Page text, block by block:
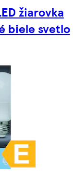
žiarovka
biele svetlo